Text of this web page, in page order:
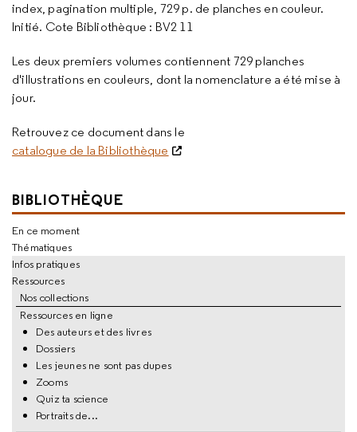
index, pagination multiple, 729 p. de planches en couleur.
Initié. Cote Bibliothèque : BV2 11
Les deux premiers volumes contiennent 729 planches
d'illustrations en couleurs, dont la nomenclature a été mise à
jour.
Retrouvez ce document dans le
catalogue de la Bibliothèque
BIBLIOTHÈQUE
En ce moment
Thématiques
Infos pratiques
Ressources
Nos collections
Ressources en ligne
Des auteurs et des livres
Dossiers
Les jeunes ne sont pas dupes
Zooms
Quiz ta science
Portraits de...